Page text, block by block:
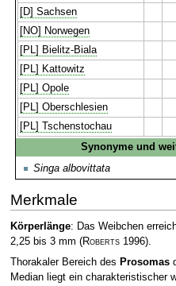
[D] Sachsen
[NO] Norwegen
[PL] Bielitz-Biala
[PL] Kattowitz
[PL] Opole
[PL] Oberschlesien
[PL] Tschenstochau
Synonyme und
Singa albovittata
Merkmale
Körperlänge: Das Weibchen
2,25 bis 3 mm (Roberts1996).
Thorakaler Bereich des Prosomas
Median liegt ein charakteristischer